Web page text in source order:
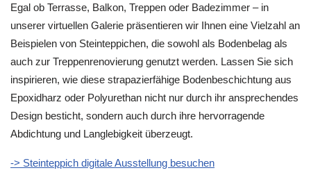
Egal ob Terrasse, Balkon, Treppen oder Badezimmer – in
unserer virtuellen Galerie präsentieren wir Ihnen eine Vielzahl an
Beispielen von Steinteppichen, die sowohl als Bodenbelag als
auch zur Treppenrenovierung genutzt werden. Lassen Sie sich
inspirieren, wie diese strapazierfähige Bodenbeschichtung aus
Epoxidharz oder Polyurethan nicht nur durch ihr ansprechendes
Design besticht, sondern auch durch ihre hervorragende
Abdichtung und Langlebigkeit überzeugt.
-> Steinteppich digitale Ausstellung besuchen